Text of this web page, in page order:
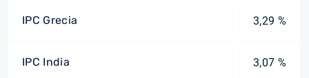
IPC Grecia 3,29 %
IPC India 3,07 %